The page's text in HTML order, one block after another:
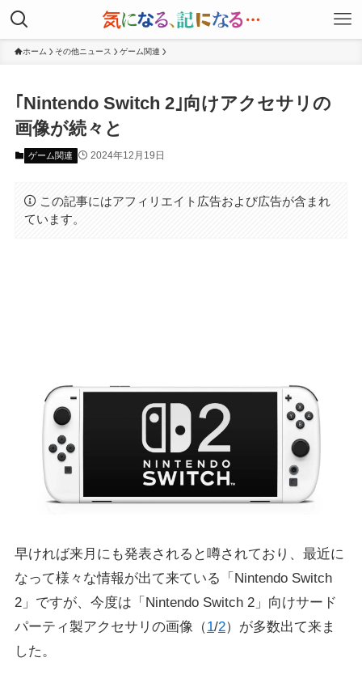
ホーム その他ニュース ゲーム関連
｢Nintendo Switch 2｣向けアクセサリの
画像が続々と
ゲーム関連 2024年12月19日
この記事にはアフィリエイト広告および広告が含まれ
ています。
早ければ来月にも発表されると噂されており、最近に
なって様々な情報が出て来ている「Nintendo Switch
2」ですが、今度は「Nintendo Switch 2」向けサード
パーティ製アクセサリの画像（1/2）が多数出て来ま
した。